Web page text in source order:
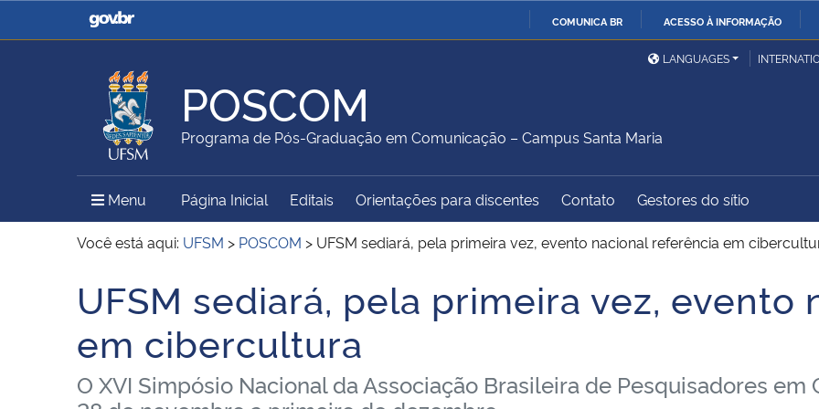
COMUNICA BR ACESSO À INFORMAÇÃO
Casa Civil
Ministério da Justiça e
Ministério da Defesa
Ministério das Relações
Exteriores
Ministério da Agricultura,
Pecuária e Abastecimento
Ministério da Educação
Ministério do Meio Ambiente Ministério do Turismo
Ministério do
Desenvolvimento Regional
Controladoria-Geral da
União
Secretaria de Governo
Gabinete de Segurança
Institucional
Advocacia-Geral da União Banco Central do Brasil
LANGUAGES
POSCOM
Programa de Pós-Graduação em Comunicação – Campus Santa Maria
Menu Menu Principal do Sítio
Página Inicial Editais Orientações para discentes Contato Gestores do sítio
Você está aqui: UFSM > POSCOM > UFSM sediará, pela primeira vez, evento nacional referência em
Início do conteúdo
UFSM sediará, pela primeira vez,
em cibercultura
O XVI Simpósio Nacional da Associação Brasileira de Pesquisadores